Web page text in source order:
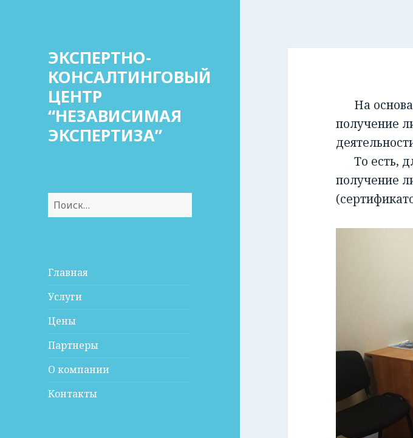
ЭКСПЕРТНО-
КОНСАЛТИНГОВЫЙ
ЦЕНТР
“НЕЗАВИСИМАЯ
ЭКСПЕРТИЗА”
Найти:
Главная
Услуги
Цены
Партнеры
О компании
Контакты
На
получение
То есть,
получение